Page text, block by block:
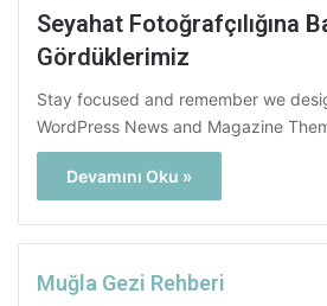
Seyahat Fotoğrafçılığına
Gördüklerimiz
Stay focused and remember we
WordPress News and Magazine
Devamını Oku »
Muğla Gezi Rehberi